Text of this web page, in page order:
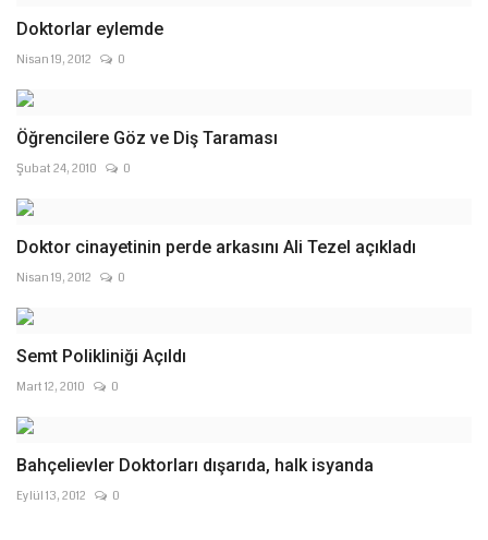
Doktorlar eylemde
Nisan 19, 2012 0
Öğrencilere Göz ve Diş Taraması
Şubat 24, 2010 0
Doktor cinayetinin perde arkasını Ali Tezel açıkladı
Nisan 19, 2012 0
Semt Polikliniği Açıldı
Mart 12, 2010 0
Bahçelievler Doktorları dışarıda, halk isyanda
Eylül 13, 2012 0